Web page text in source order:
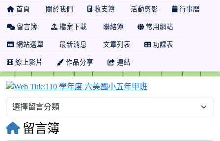
首頁 關於我們 收支簿 活動剪影 行事曆
留言簿 檔案下載 聯絡簿 常用網站
網站選單 最新消息 文章列表 功課表
線上影片 作品分享 連結
留言簿